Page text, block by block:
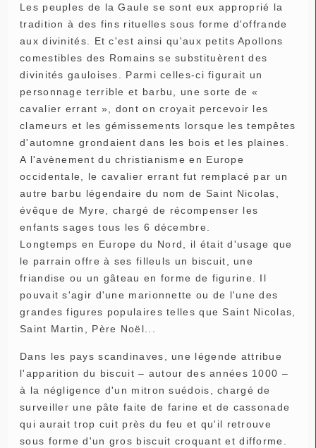
Les peuples de la Gaule se sont eux approprié la
tradition à des fins rituelles sous forme d'offrande
aux divinités. Et c'est ainsi qu'aux petits Apollons
comestibles des Romains se substituèrent des
divinités gauloises. Parmi celles-ci figurait un
personnage terrible et barbu, une sorte de «
cavalier errant », dont on croyait percevoir les
clameurs et les gémissements lorsque les tempêtes
d'automne grondaient dans les bois et les plaines.
A l'avènement du christianisme en Europe
occidentale, le cavalier errant fut remplacé par un
autre barbu légendaire du nom de Saint Nicolas,
évêque de Myre, chargé de récompenser les
enfants sages tous les 6 décembre.
Longtemps en Europe du Nord, il était d'usage que
le parrain offre à ses filleuls un biscuit, une
friandise ou un gâteau en forme de figurine. Il
pouvait s'agir d'une marionnette ou de l'une des
grandes figures populaires telles que Saint Nicolas,
Saint Martin, Père Noël...
Dans les pays scandinaves, une légende attribue
l'apparition du biscuit – autour des années 1000 –
à la négligence d'un mitron suédois, chargé de
surveiller une pâte faite de farine et de cassonade
qui aurait trop cuit près du feu et qu'il retrouve
sous forme d'un gros biscuit croquant et difforme.